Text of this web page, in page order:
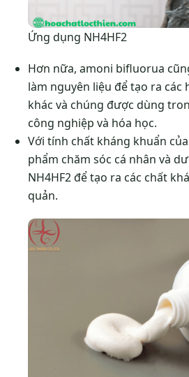
Ứng dụng NH4HF2
Hơn nữa, amoni bifluorua
làm nguyên liệu để tạo ra
khác và chúng được dùng
công nghiệp và hóa học.
Với tính chất kháng khuẩn
phẩm chăm sóc cá nhân và
NH4HF2 để tạo ra các chất
quản.